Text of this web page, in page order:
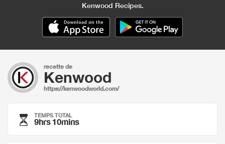
Kenwood Recipes.
recette de
Kenwood
https://kenwoodworld.com/
TEMPS TOTAL
9hrs 10mins